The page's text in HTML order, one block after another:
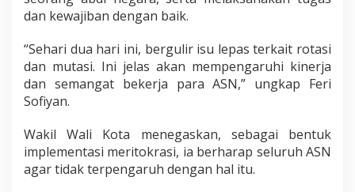
dan kewajiban dengan baik.
“Sehari dua hari ini, bergulir isu lepas terkait rotasi
dan mutasi. Ini jelas akan mempengaruhi kinerja
dan semangat bekerja para ASN,” ungkap Feri
Sofiyan.
Wakil Wali Kota menegaskan, sebagai bentuk
implementasi meritokrasi, ia berharap seluruh ASN
agar tidak terpengaruh dengan hal itu.